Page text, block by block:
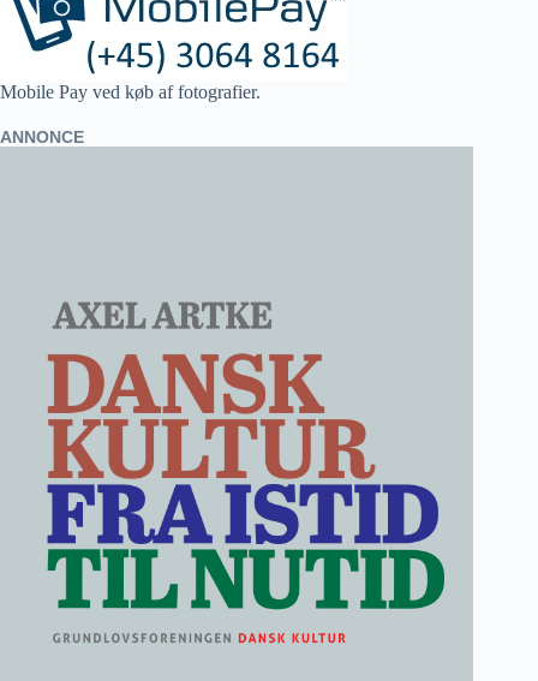
Mobile Pay ved køb af fotografier.
ANNONCE